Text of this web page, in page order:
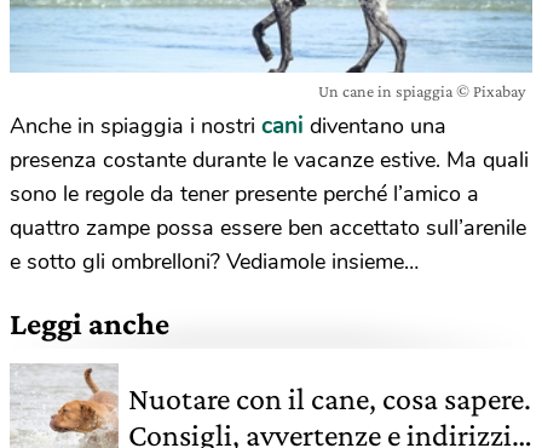
Un cane in spiaggia © Pixabay
Anche in spiaggia i nostri cani diventano una
presenza costante durante le vacanze estive. Ma quali
sono le regole da tener presente perché l’amico a
quattro zampe possa essere ben accettato sull’arenile
e sotto gli ombrelloni? Vediamole insieme…
Leggi anche
Nuotare con il cane, cosa sapere.
Consigli, avvertenze e indirizzi